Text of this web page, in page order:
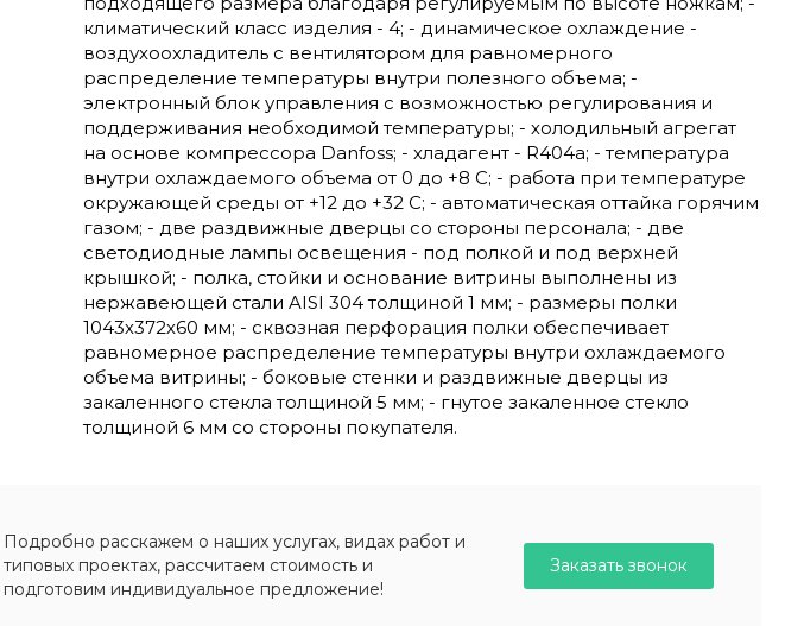
климатический класс изделия - 4; - динамическое охлаждение -
воздухоохладитель с вентилятором для равномерного
распределение температуры внутри полезного объема; -
электронный блок управления с возможностью регулирования и
поддерживания необходимой температуры; - холодильный агрегат
на основе компрессора Danfoss; - хладагент - R404a; - температура
внутри охлаждаемого объема от 0 до +8 С; - работа при температуре
окружающей среды от +12 до +32 С; - автоматическая оттайка горячим
газом; - две раздвижные дверцы со стороны персонала; - две
светодиодные лампы освещения - под полкой и под верхней
крышкой; - полка, стойки и основание витрины выполнены из
нержавеющей стали AISI 304 толщиной 1 мм; - размеры полки
1043х372х60 мм; - сквозная перфорация полки обеспечивает
равномерное распределение температуры внутри охлаждаемого
объема витрины; - боковые стенки и раздвижные дверцы из
закаленного стекла толщиной 5 мм; - гнутое закаленное стекло
толщиной 6 мм со стороны покупателя.
Подробно расскажем о наших услугах, видах работ и
типовых проектах, рассчитаем стоимость и
подготовим индивидуальное предложение!
Заказать звонок